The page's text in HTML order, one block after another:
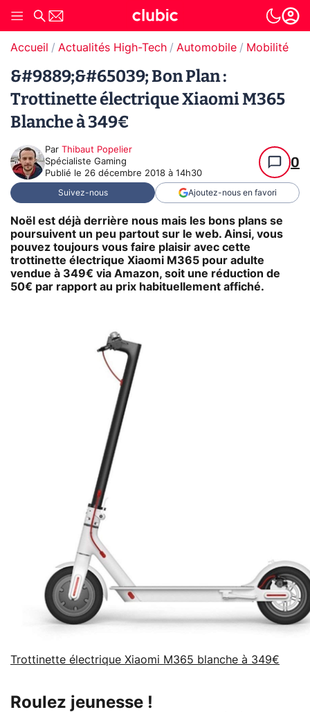
Accueil Actualités High-Tech Automobile Mobilité
&#9889;&#65039; Bon Plan :
Trottinette électrique Xiaomi M365
Blanche à 349€
Par Thibaut Popelier
Spécialiste Gaming
Publié le 26 décembre 2018 à 14h30
0
Suivez-nous Ajoutez-nous en favori
Noël est déjà derrière nous mais les bons plans se
poursuivent un peu partout sur le web. Ainsi, vous
pouvez toujours vous faire plaisir avec cette
trottinette électrique Xiaomi M365 pour adulte
vendue à 349€ via Amazon, soit une réduction de
50€ par rapport au prix habituellement affiché.
Trottinette électrique Xiaomi M365 blanche à 349€
Roulez jeunesse !